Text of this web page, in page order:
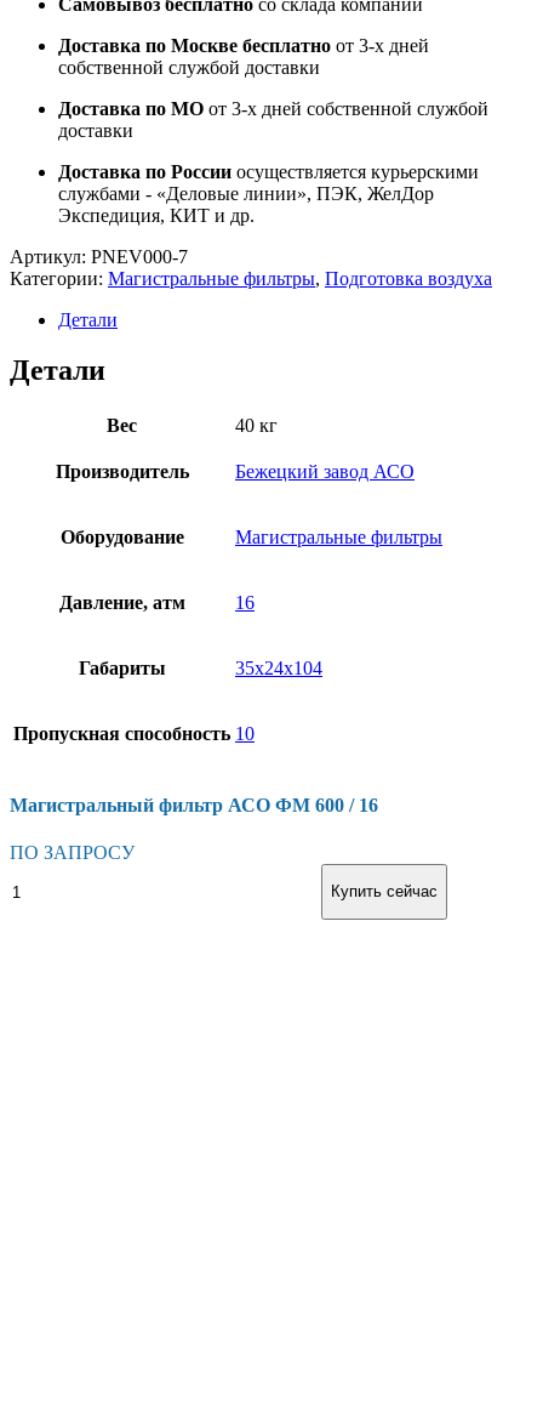
Доставка по Москве бесплатно от 3-х дней
собственной службой доставки
Доставка по МО от 3-х дней собственной службой
доставки
Доставка по России осуществляется курьерскими
службами - «Деловые линии», ПЭК, ЖелДор
Экспедиция, КИТ и др.
Артикул: PNEV000-7
Категории: Магистральные фильтры, Подготовка воздуха
Детали
Детали
Вес 40 кг
Производитель Бежецкий завод АСО
Оборудование Магистральные фильтры
Давление, атм 16
Габариты 35х24х104
Пропускная способность 10
Магистральный фильтр АСО ФМ 600 / 16
ПО ЗАПРОСУ
Магистральный
Купить сейчас